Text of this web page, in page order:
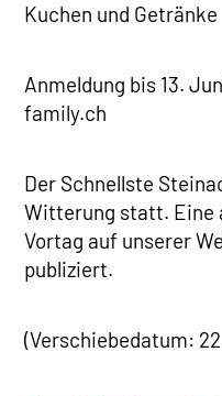
Kuchen und Getränke
Anmeldung bis 13.
family.ch
Der Schnellste
Witterung statt. Eine
Vortag auf unserer
publiziert.
(Verschiebedatum: